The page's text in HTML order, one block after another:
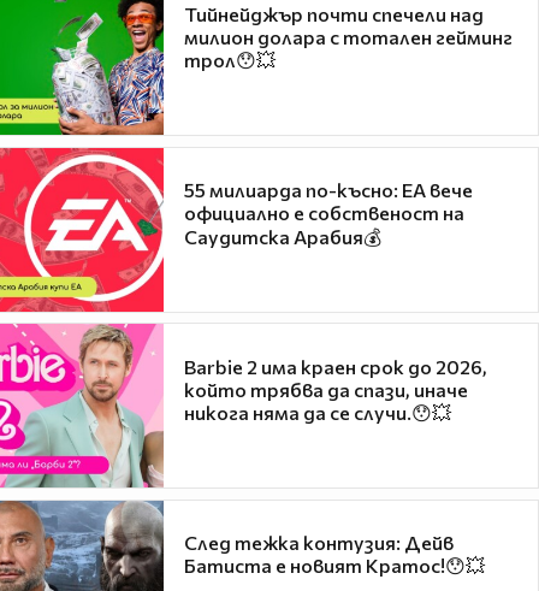
Тийнейджър почти спечели над
милион долара с тотален гейминг
трол😯💥
55 милиарда по-късно: EA вече
официално е собственост на
Саудитска Арабия💰
Barbie 2 има краен срок до 2026,
който трябва да спази, иначе
никога няма да се случи.😯💥
След тежка контузия: Дейв
Батиста е новият Кратос!😯💥